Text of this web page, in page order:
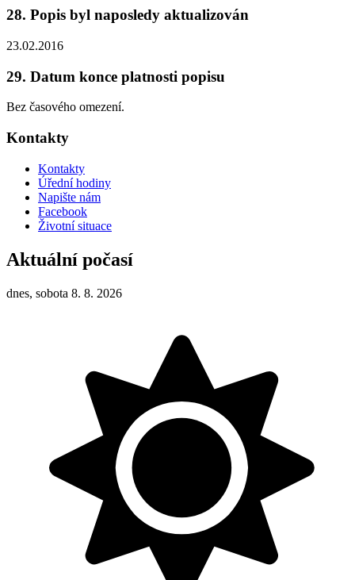
28. Popis byl naposledy aktualizován
23.02.2016
29. Datum konce platnosti popisu
Bez časového omezení.
Kontakty
Kontakty
Úřední hodiny
Napište nám
Facebook
Životní situace
Aktuální počasí
dnes, sobota 8. 8. 2026